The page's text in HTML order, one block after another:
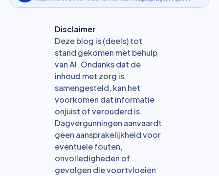
Disclaimer
Deze blog is (deels) tot
stand gekomen met behulp
van AI. Ondanks dat de
inhoud met zorg is
samengesteld, kan het
voorkomen dat informatie
onjuist of verouderd is.
Dagvergunningen aanvaardt
geen aansprakelijkheid voor
eventuele fouten,
onvolledigheden of
gevolgen die voortvloeien